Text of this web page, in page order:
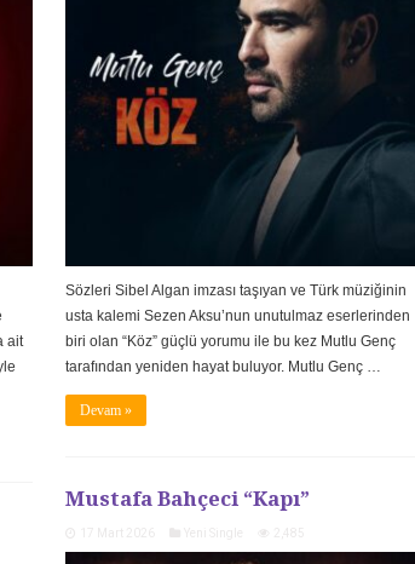
ait
Sözleri Sibel Algan imzası taşıyan ve Türk müziğinin
usta kalemi Sezen Aksu’nun unutulmaz eserlerinden
biri olan “Köz” güçlü yorumu ile bu kez Mutlu Genç
tarafından yeniden hayat buluyor. Mutlu Genç …
Devam »
Mustafa Bahçeci “Kapı”